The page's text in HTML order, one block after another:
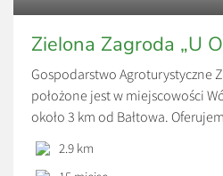
Zielona Zagroda „U
Gospodarstwo Agroturystyczne
położone jest w miejscowości
około 3 km od Bałtowa.
pokojach 3,4 – osobowych z
gości przeznaczona jest w
2.9 km